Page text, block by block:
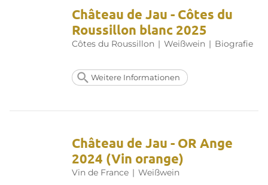
Château de Jau - Côtes du
Roussillon blanc 2025
Côtes du Roussillon | Weißwein | Biografie
Weitere Informationen
Château de Jau - OR Ange
2024 (Vin orange)
Vin de France | Weißwein